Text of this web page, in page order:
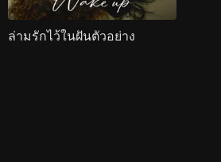
ล่ามรักไว้ในฝันตัวอย่าง